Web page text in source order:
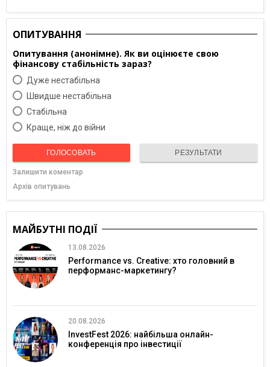
ОПИТУВАННЯ
Опитування (анонімне). Як ви оцінюєте свою
фінансову стабільність зараз?
Дуже нестабільна
Швидше нестабільна
Cтабільна
Краще, ніж до війни
ГОЛОСОВАТЬ РЕЗУЛЬТАТИ
Залишити коментар
Архів опитувань
МАЙБУТНІ ПОДІЇ
13.08.2026
Performance vs. Creative: хто головний в
перформанс-маркетингу?
20.08.2026
InvestFest 2026: найбільша онлайн-
конференція про інвестиції